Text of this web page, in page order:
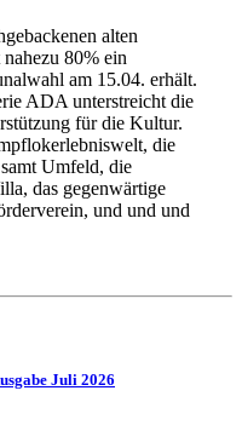
alten
80% ein
am 15.04. erhält.
ADA unterstreicht die
für die Kultur.
die
Umfeld, die
das gegenwärtige
und und und
Juli 2026